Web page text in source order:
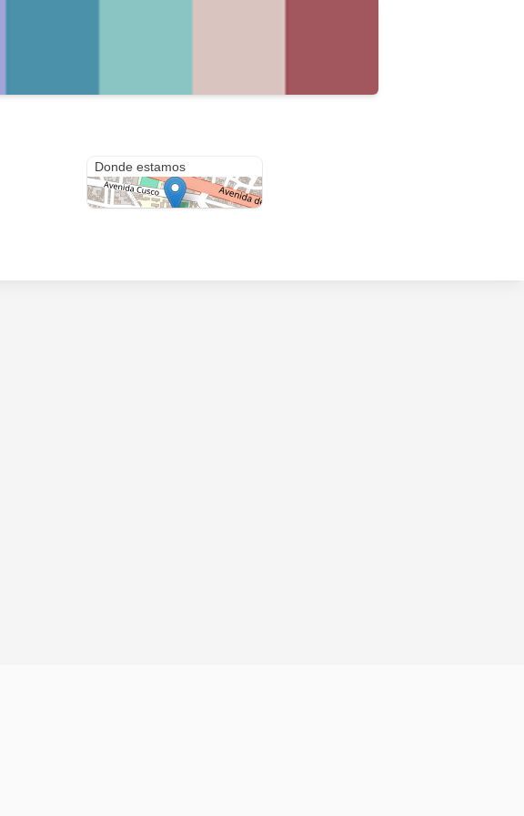
Donde estamos